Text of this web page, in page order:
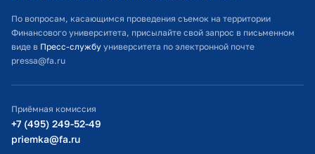
Расписание занятий
Студенческий офис
Официальный адрес электронной почты
Министерство просвещения РФ
Министерство науки и высшего образования РФ
По вопросам, касающимся проведения съемок на территории
Финансового университета, присылайте свой запрос в письменном
виде в Пресс-службу университета по электронной почте
pressa@fa.ru
Приёмная комиссия
+7 (495) 249-52-49
priemka@fa.ru